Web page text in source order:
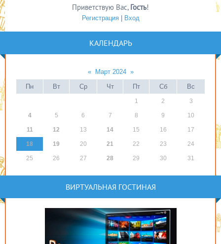
Приветствую Вас, Гость!
Регистрация| Вход
КАЛЕНДАРЬ
« Март 2024 »
Пн
Вт Ср Чт Пт Сб Вс
1 2 3
4 5 6 7 8 9 10
11 12 13 14 15 16 17
18 19 20 21 22 23 24
25 26 27 28 29 30 31
ВИРТУАЛЬНАЯ ГОСТИНАЯ